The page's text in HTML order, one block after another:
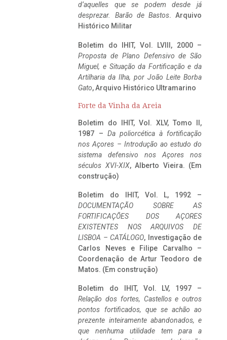
d’aquelles que se podem desde já
desprezar. Barão de Bastos. Arquivo
Histórico Militar
Boletim do IHIT, Vol. LVIII, 2000 –
Proposta de Plano Defensivo de São
Miguel, e Situação da Fortificação e da
Artilharia da Ilha, por João Leite Borba
Gato, Arquivo Histórico Ultramarino
Forte da Vinha da Areia
Boletim do IHIT, Vol. XLV, Tomo II,
1987 – Da poliorcética à fortificação
nos Açores – Introdução ao estudo do
sistema defensivo nos Açores nos
séculos XVI-XIX, Alberto Vieira. (Em
construção)
Boletim do IHIT, Vol. L, 1992 –
DOCUMENTAÇÃO SOBRE AS
FORTIFICAÇÕES DOS AÇORES
EXISTENTES NOS ARQUIVOS DE
LISBOA – CATÁLOGO, Investigação de
Carlos Neves e Filipe Carvalho –
Coordenação de Artur Teodoro de
Matos. (Em construção)
Boletim do IHIT, Vol. LV, 1997 –
Relação dos fortes, Castellos e outros
pontos fortificados, que se achão ao
prezente inteiramente abandonados, e
que nenhuma utilidade tem para a